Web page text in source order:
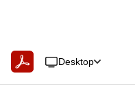
Desktop